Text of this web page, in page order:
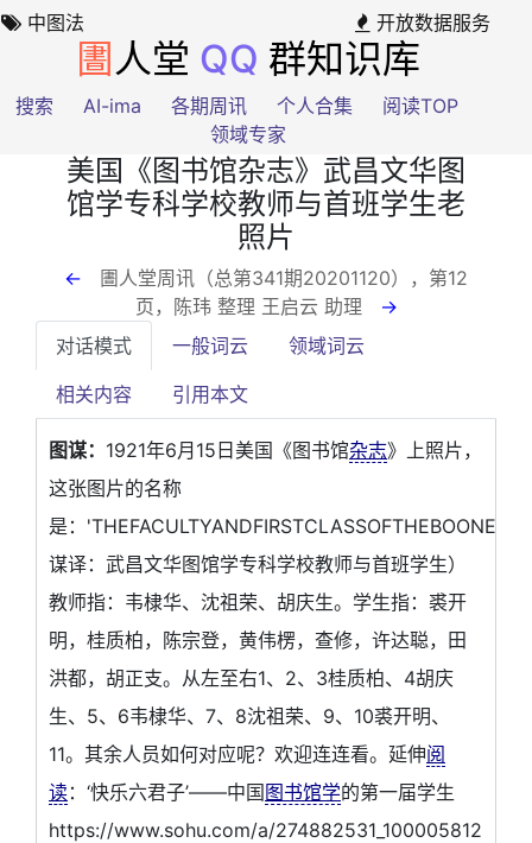
中图法 开放数据服务
圕 人堂 QQ 群知识库
搜索 AI-ima 各期周讯 个人合集
阅读TOP
领域专家
美国《图书馆杂志》武昌文华图
馆学专科学校教师与首班学生老
照片
←
圕人堂周讯（总第341期20201120），第12
页 ，陈玮 整理 王启云 助理
→
对话模式
一般词云 领域词云
相关内容 引用本文
图谋： 1921年6月15日美国《图书馆杂志》上照片，
这张图片的名称
是：
谋译：武昌文华图馆学专科学校教师与首班学生）
教师指：韦棣华、沈祖荣、胡庆生。学生指：裘开
明，桂质柏，陈宗登，黄伟楞，查修，许达聪，田
洪都，胡正支。从左至右1、2、3桂质柏、4胡庆
生、5、6韦棣华、7、8沈祖荣、9、10裘开明、
11。其余人员如何对应呢？欢迎连连看。延伸阅
读：‘快乐六君子’——中国图书馆学的第一届学生
https://www.sohu.com/a/274882531_100005812